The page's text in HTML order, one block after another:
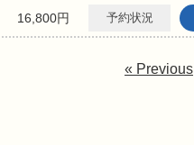
16,800円 予約状況
« Previous